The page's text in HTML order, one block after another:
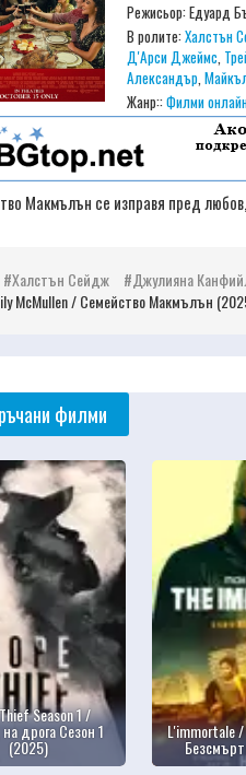
Режисьор:Едуард
В ролите:Халстън
Д'Арси Джеймс,
Александър,
Жанр::Филми
Макмълън се изправя пред
Халстън Сейдж Джулияна
McMullen / Семейство Макмълън
филми
Season 1 /
дрога Сезон 1
(2025)
L'immortale